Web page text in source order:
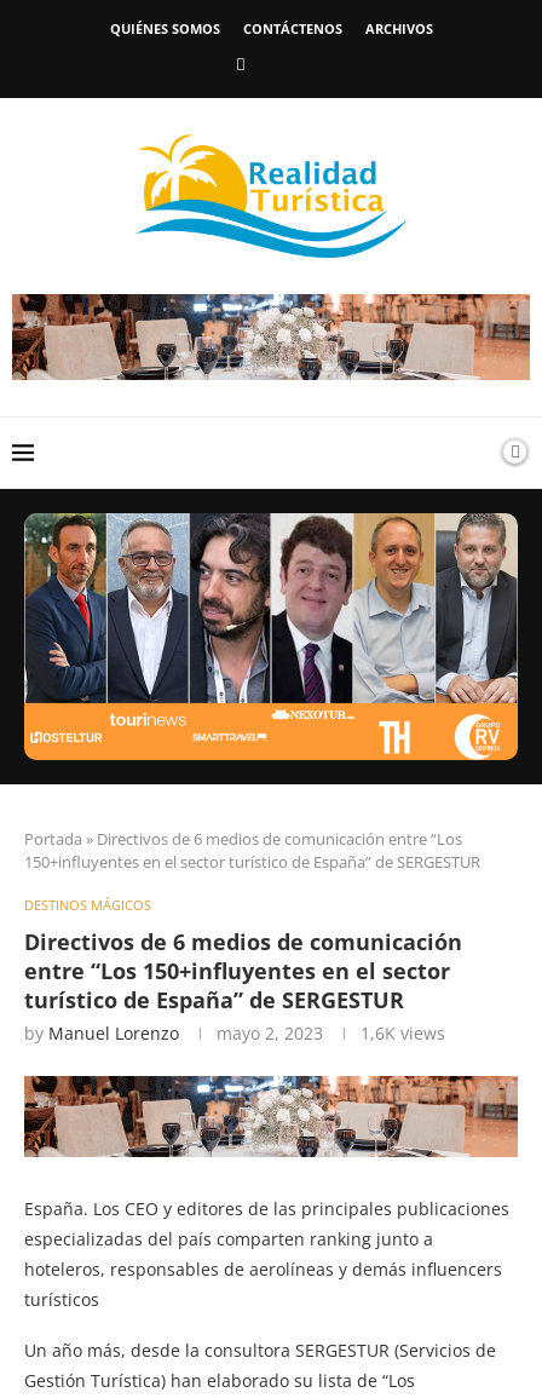
QUIÉNES SOMOS CONTÁCTENOS ARCHIVOS
Portada » Directivos de 6 medios de comunicación entre “Los
150+influyentes en el sector turístico de España” de SERGESTUR
DESTINOS MÁGICOS
Directivos de 6 medios de comunicación
entre “Los 150+influyentes en el sector
turístico de España” de SERGESTUR
by Manuel Lorenzo mayo 2, 2023 1,6K views
España. Los CEO y editores de las principales publicaciones
especializadas del país comparten ranking junto a
hoteleros, responsables de aerolíneas y demás influencers
turísticos
Un año más, desde la consultora SERGESTUR (Servicios de
Gestión Turística) han elaborado su lista de “Los